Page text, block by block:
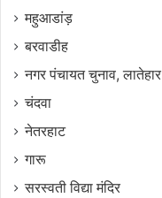
महुआडांड़
बरवाडीह
नगर पंचायत चुनाव, लातेहार
चंदवा
नेतरहाट
गारू
सरस्‍वती विद्या मंदिर